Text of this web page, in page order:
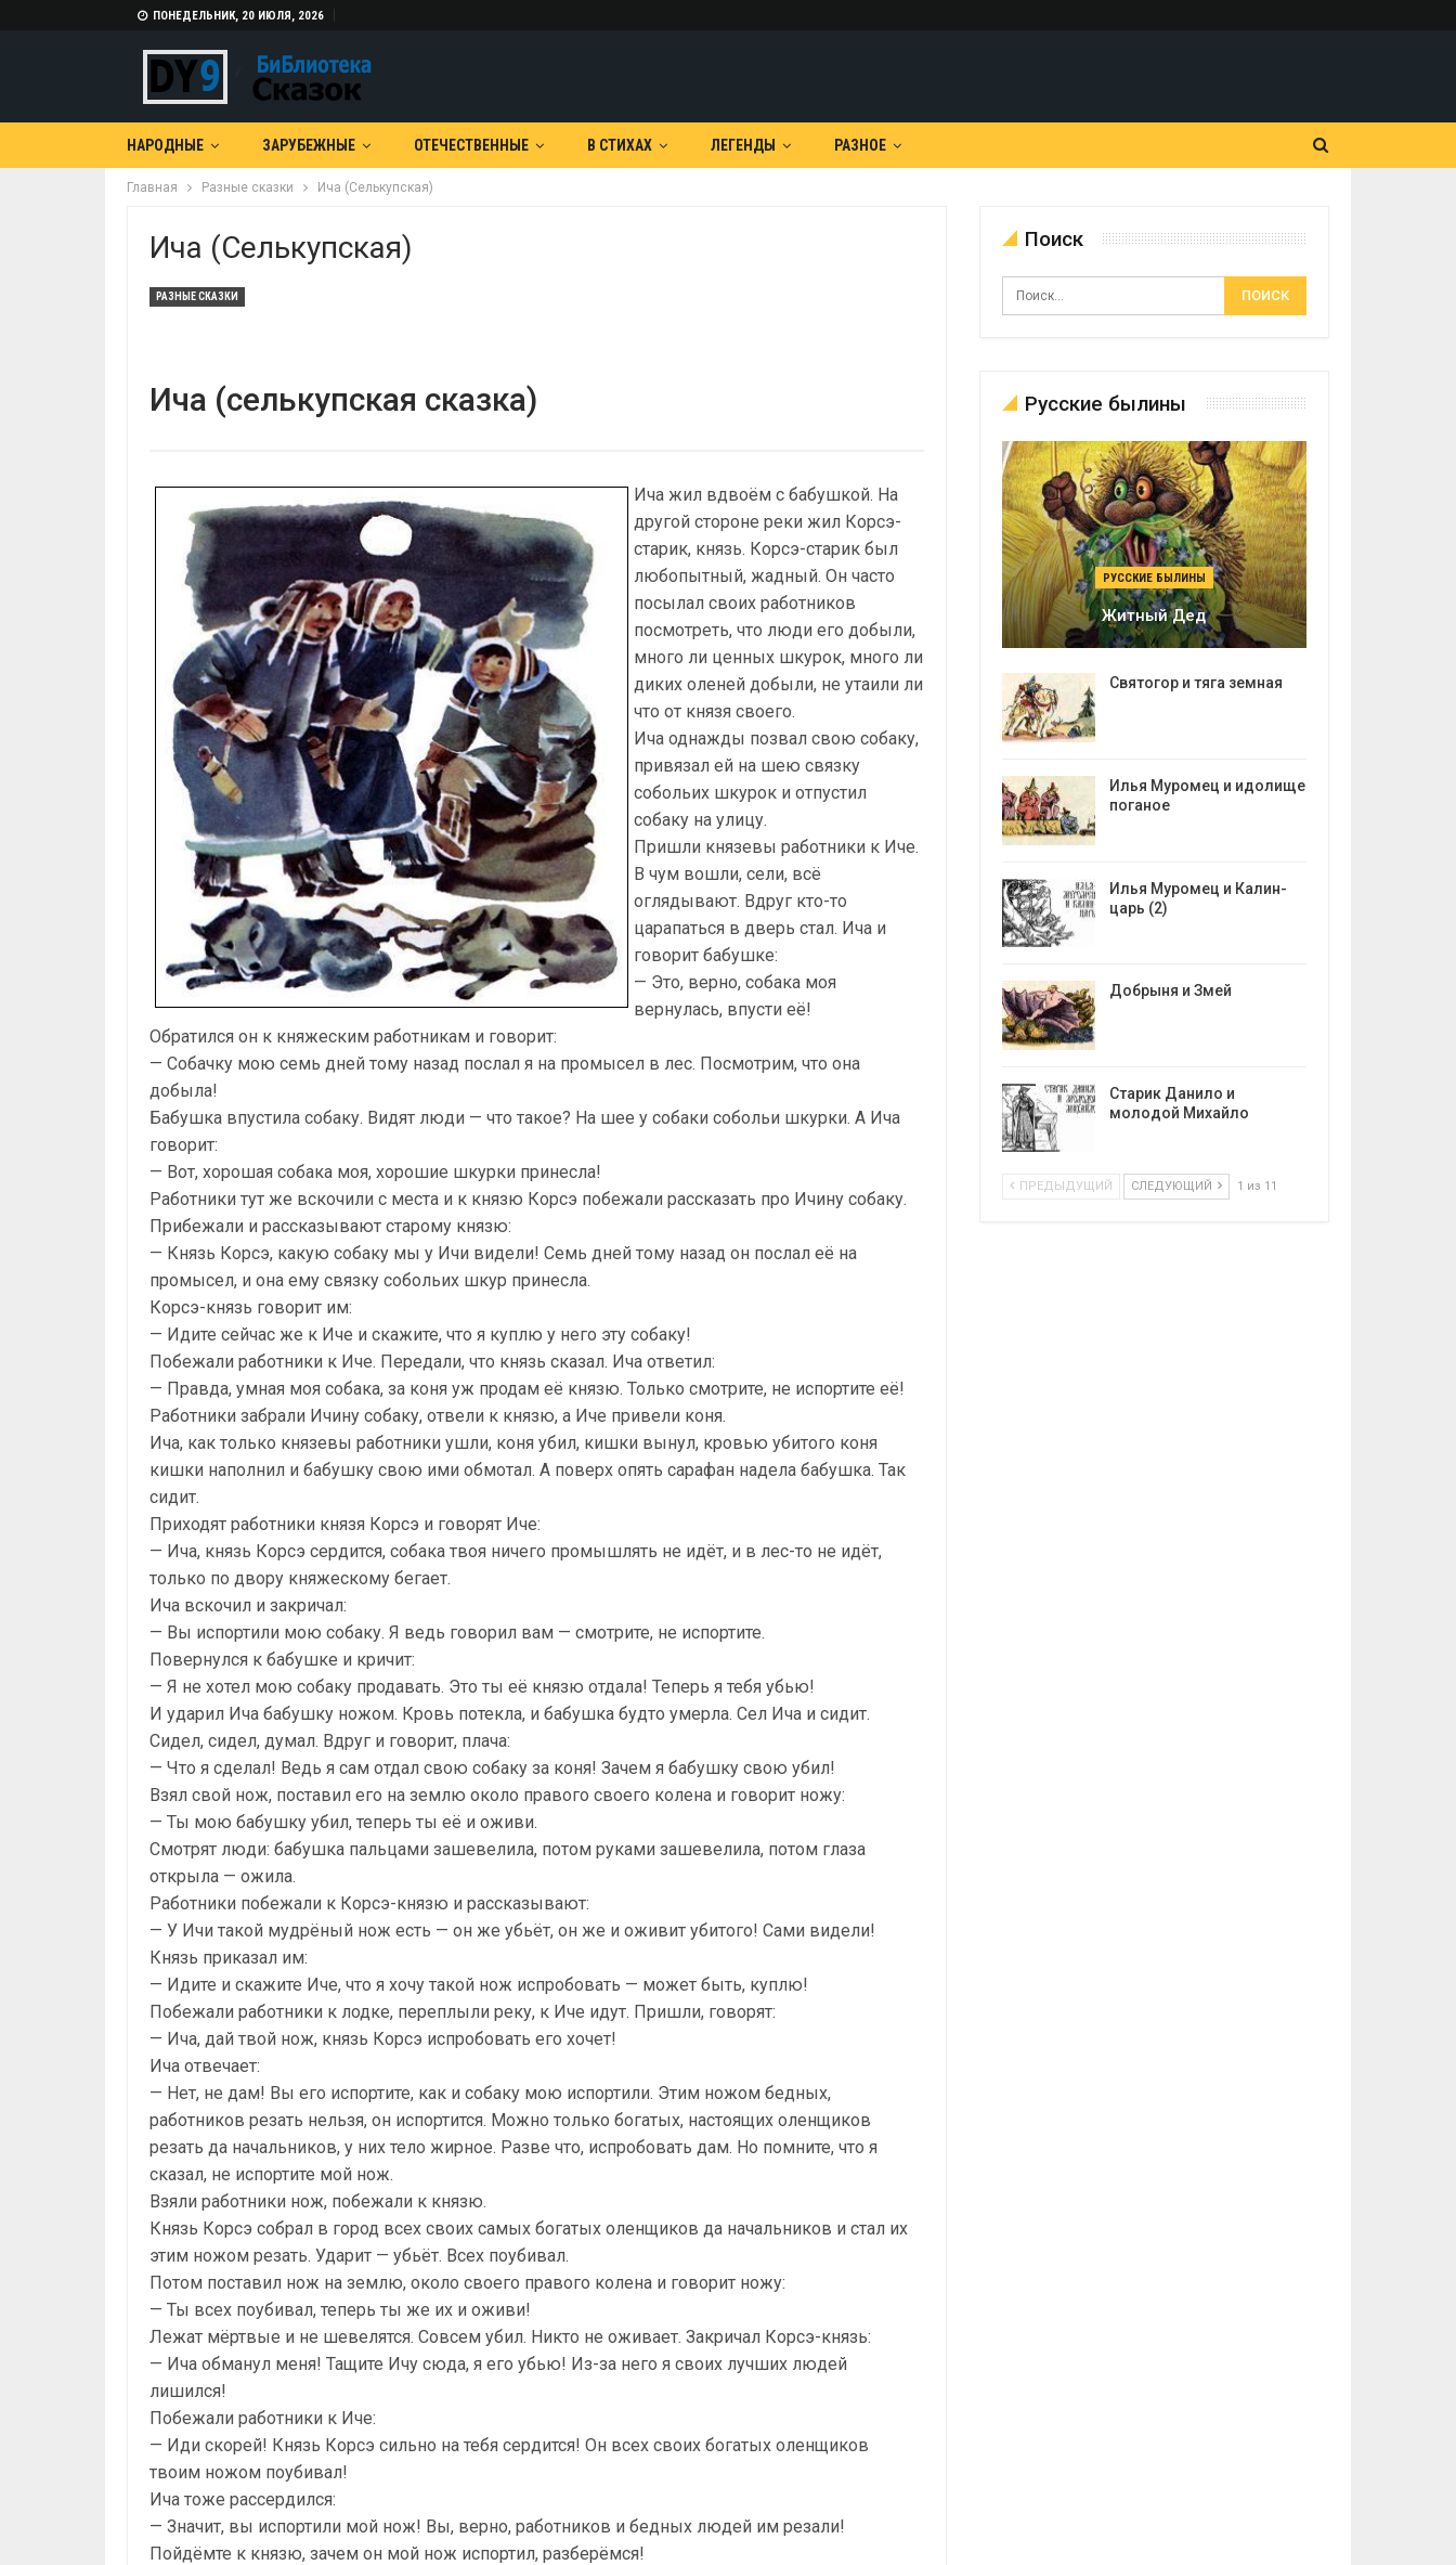
ПОНЕДЕЛЬНИК, 20 ИЮЛЯ, 2026
НАРОДНЫЕ ЗАРУБЕЖНЫЕ ОТЕЧЕСТВЕННЫЕ В СТИХАХ ЛЕГЕНДЫ РАЗНОЕ
Главная Разные сказки Ича (Селькупская)
Ича (Селькупская)
РАЗНЫЕ СКАЗКИ
Ича (селькупская сказка)
Ича жил вдвоём с бабушкой. На
другой стороне реки жил Корсэ-
старик, князь. Корсэ-старик был
любопытный, жадный. Он часто
посылал своих работников
посмотреть, что люди его добыли,
много ли ценных шкурок, много ли
диких оленей добыли, не утаили ли
что от князя своего.
Ича однажды позвал свою собаку,
привязал ей на шею связку
собольих шкурок и отпустил
собаку на улицу.
Пришли князевы работники к Иче.
В чум вошли, сели, всё
оглядывают. Вдруг кто-то
царапаться в дверь стал. Ича и
говорит бабушке:
— Это, верно, собака моя
вернулась, впусти её!
Обратился он к княжеским работникам и говорит:
— Собачку мою семь дней тому назад послал я на промысел в лес. Посмотрим, что она
добыла!
Бабушка впустила собаку. Видят люди — что такое? На шее у собаки собольи шкурки. А Ича
говорит:
— Вот, хорошая собака моя, хорошие шкурки принесла!
Работники тут же вскочили с места и к князю Корсэ побежали рассказать про Ичину собаку.
Прибежали и рассказывают старому князю:
— Князь Корсэ, какую собаку мы у Ичи видели! Семь дней тому назад он послал её на
промысел, и она ему связку собольих шкур принесла.
Корсэ-князь говорит им:
— Идите сейчас же к Иче и скажите, что я куплю у него эту собаку!
Побежали работники к Иче. Передали, что князь сказал. Ича ответил:
— Правда, умная моя собака, за коня уж продам её князю. Только смотрите, не испортите её!
Работники забрали Ичину собаку, отвели к князю, а Иче привели коня.
Ича, как только князевы работники ушли, коня убил, кишки вынул, кровью убитого коня
кишки наполнил и бабушку свою ими обмотал. А поверх опять сарафан надела бабушка. Так
сидит.
Приходят работники князя Корсэ и говорят Иче:
— Ича, князь Корсэ сердится, собака твоя ничего промышлять не идёт, и в лес-то не идёт,
только по двору княжескому бегает.
Ича вскочил и закричал:
— Вы испортили мою собаку. Я ведь говорил вам — смотрите, не испортите.
Повернулся к бабушке и кричит:
— Я не хотел мою собаку продавать. Это ты её князю отдала! Теперь я тебя убью!
И ударил Ича бабушку ножом. Кровь потекла, и бабушка будто умерла. Сел Ича и сидит.
Сидел, сидел, думал. Вдруг и говорит, плача:
— Что я сделал! Ведь я сам отдал свою собаку за коня! Зачем я бабушку свою убил!
Взял свой нож, поставил его на землю около правого своего колена и говорит ножу:
— Ты мою бабушку убил, теперь ты её и оживи.
Смотрят люди: бабушка пальцами зашевелила, потом руками зашевелила, потом глаза
открыла — ожила.
Работники побежали к Корсэ-князю и рассказывают:
— У Ичи такой мудрёный нож есть — он же убьёт, он же и оживит убитого! Сами видели!
Князь приказал им:
— Идите и скажите Иче, что я хочу такой нож испробовать — может быть, куплю!
Побежали работники к лодке, переплыли реку, к Иче идут. Пришли, говорят:
— Ича, дай твой нож, князь Корсэ испробовать его хочет!
Ича отвечает:
— Нет, не дам! Вы его испортите, как и собаку мою испортили. Этим ножом бедных,
работников резать нельзя, он испортится. Можно только богатых, настоящих оленщиков
резать да начальников, у них тело жирное. Разве что, испробовать дам. Но помните, что я
сказал, не испортите мой нож.
Взяли работники нож, побежали к князю.
Князь Корсэ собрал в город всех своих самых богатых оленщиков да начальников и стал их
этим ножом резать. Ударит — убьёт. Всех поубивал.
Потом поставил нож на землю, около своего правого колена и говорит ножу:
— Ты всех поубивал, теперь ты же их и оживи!
Лежат мёртвые и не шевелятся. Совсем убил. Никто не оживает. Закричал Корсэ-князь:
— Ича обманул меня! Тащите Ичу сюда, я его убью! Из-за него я своих лучших людей
лишился!
Побежали работники к Иче:
— Иди скорей! Князь Корсэ сильно на тебя сердится! Он всех своих богатых оленщиков
твоим ножом поубивал!
Ича тоже рассердился:
— Значит, вы испортили мой нож! Вы, верно, работников и бедных людей им резали!
Пойдёмте к князю, зачем он мой нож испортил, разберёмся!
Поиск
Русские былины
РУССКИЕ БЫЛИНЫ
Житный Дед
Святогор и тяга земная
Илья Муромец и идолище
поганое
Илья Муромец и Калин-
царь (2)
Добрыня и Змей
Старик Данило и
молодой Михайло
ПРЕДЫДУЩИЙ СЛЕДУЮЩИЙ 1 из 11